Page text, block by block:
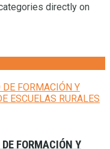
directly on
FORMACIÓN Y